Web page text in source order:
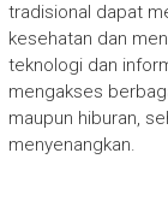
tradisional dapat
kesehatan dan
teknologi dan
mengakses
maupun hiburan,
menyenangkan.